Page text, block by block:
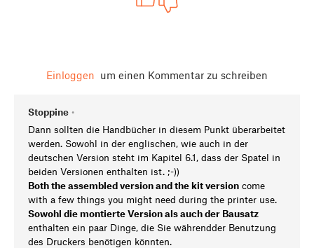
Einloggen um einen Kommentar zu schreiben
Stoppine •
Dann sollten die Handbücher in diesem Punkt überarbeitet
werden. Sowohl in der englischen, wie auch in der
deutschen Version steht im Kapitel 6.1, dass der Spatel in
beiden Versionen enthalten ist. ;-))
Both the assembled version and the kit version come
with a few things you might need during the printer use.
Sowohl die montierte Version als auch der Bausatz
enthalten ein paar Dinge, die Sie währendder Benutzung
des Druckers benötigen könnten.